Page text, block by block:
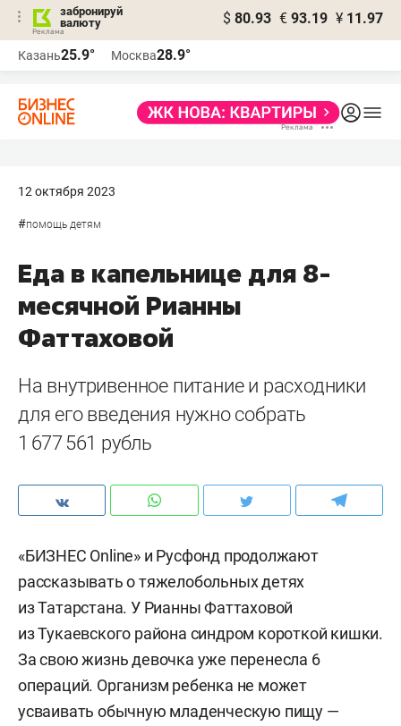
забронируй
валюту
$ 80.93 € 93.19 ¥ 11.97
Казань25.9° Москва28.9°
12 октября 2023
#помощь детям
Еда в капельнице для 8-
месячной Рианны
Фаттаховой
На внутривенное питание и расходники
для его введения нужно собрать
1 677 561 рубль
«БИЗНЕС Online» и Русфонд продолжают
рассказывать о тяжелобольных детях
из Татарстана. У Рианны Фаттаховой
из Тукаевского района синдром короткой кишки.
За свою жизнь девочка уже перенесла 6
операций. Организм ребенка не может
усваивать обычную младенческую пищу —